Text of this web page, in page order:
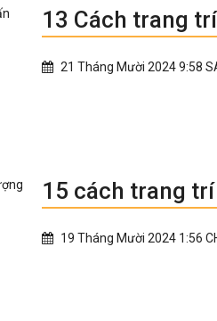
13 Cách trang
21 Tháng Mười 2024 9:58
15 cách trang
19 Tháng Mười 2024 1:56